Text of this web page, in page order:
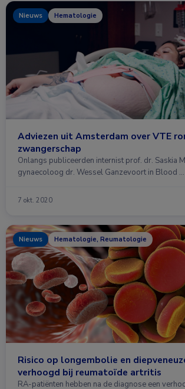
Nieuws Hematologie
Adviezen uit Amsterdam over VTE
zwangerschap
Onlangs publiceerden internist prof. dr. Saskia
gynaecoloog dr. Wessel Ganzevoort in Blood …
7 okt. 2020
Nieuws Hematologie, Reumatologie
Risico op longembolie en
verhoogd bij reumatoïde artritis
RA-patiënten hebben na de diagnose een